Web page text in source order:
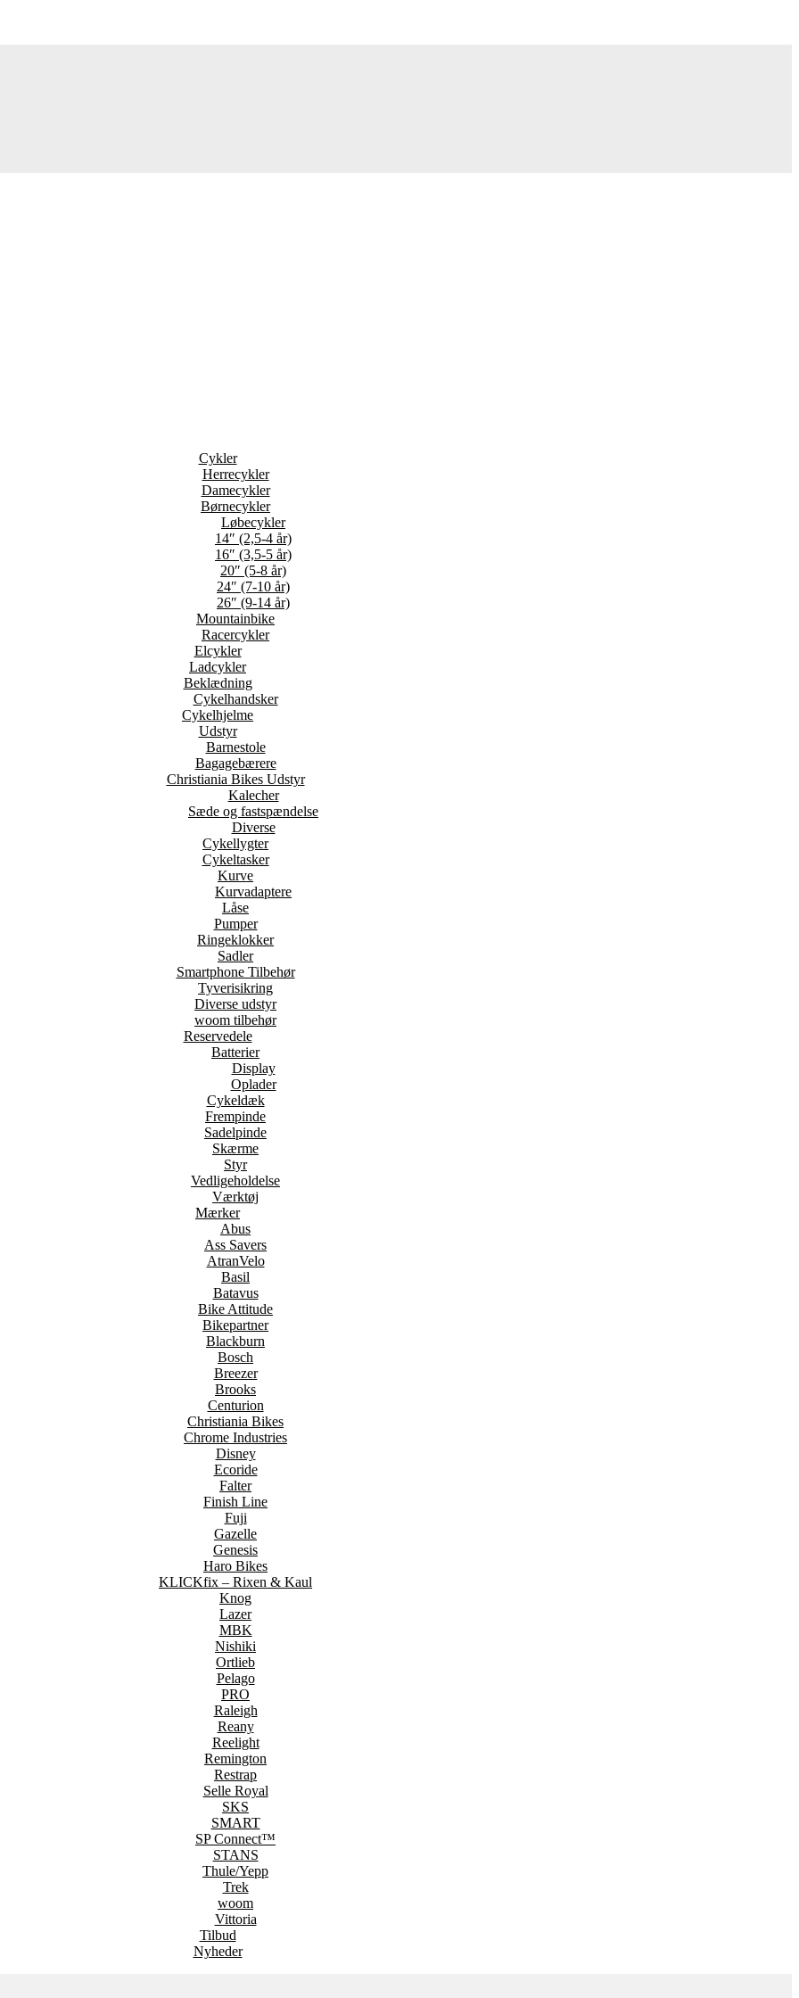
Cykler
Herrecykler
Damecykler
Børnecykler
Løbecykler
14″ (2,5-4 år)
16″ (3,5-5 år)
20″ (5-8 år)
24″ (7-10 år)
26″ (9-14 år)
Mountainbike
Racercykler
Elcykler
Ladcykler
Beklædning
Cykelhandsker
Cykelhjelme
Udstyr
Barnestole
Bagagebærere
Christiania Bikes Udstyr
Kalecher
Sæde og fastspændelse
Diverse
Cykellygter
Cykeltasker
Kurve
Kurvadaptere
Låse
Pumper
Ringeklokker
Sadler
Smartphone Tilbehør
Tyverisikring
Diverse udstyr
woom tilbehør
Reservedele
Batterier
Display
Oplader
Cykeldæk
Frempinde
Sadelpinde
Skærme
Styr
Vedligeholdelse
Værktøj
Mærker
Abus
Ass Savers
AtranVelo
Basil
Batavus
Bike Attitude
Bikepartner
Blackburn
Bosch
Breezer
Brooks
Centurion
Christiania Bikes
Chrome Industries
Disney
Ecoride
Falter
Finish Line
Fuji
Gazelle
Genesis
Haro Bikes
KLICKfix – Rixen & Kaul
Knog
Lazer
MBK
Nishiki
Ortlieb
Pelago
PRO
Raleigh
Reany
Reelight
Remington
Restrap
Selle Royal
SKS
SMART
SP Connect™
STANS
Thule/Yepp
Trek
woom
Vittoria
Tilbud
Nyheder